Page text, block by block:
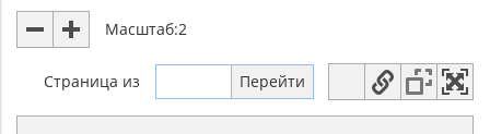
Масштаб:2
Страница из